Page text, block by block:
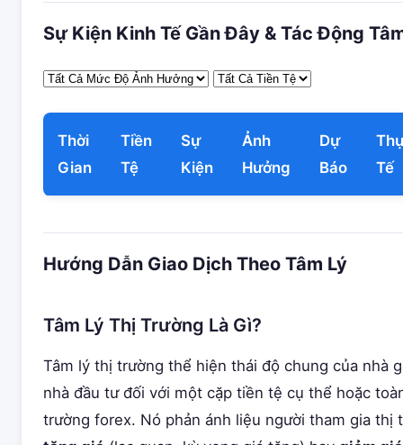
Sự Kiện Kinh Tế Gần Đây & Tác Động
Thời
Gian
Tiền
Tệ
Sự
Kiện
Ảnh
Hưởng
Dự
Báo
Tế
Hướng Dẫn Giao Dịch Theo Tâm Lý
Tâm Lý Thị Trường Là Gì?
Tâm lý thị trường thể hiện thái độ chung của nhà
nhà đầu tư đối với một cặp tiền tệ cụ thể hoặc
trường forex. Nó phản ánh liệu người tham gia thị